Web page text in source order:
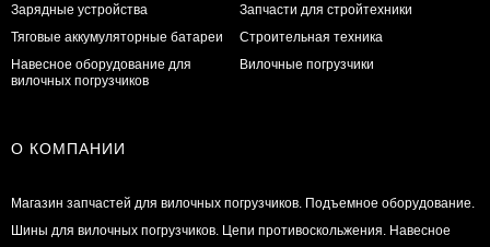
Зарядные устройства
Тяговые аккумуляторные батареи
Навесное оборудование для
вилочных погрузчиков
Запчасти для стройтехники
Строительная техника
Вилочные погрузчики
О КОМПАНИИ
Магазин запчастей для вилочных погрузчиков. Подъемное оборудование.
Шины для вилочных погрузчиков. Цепи противоскольжения. Навесное